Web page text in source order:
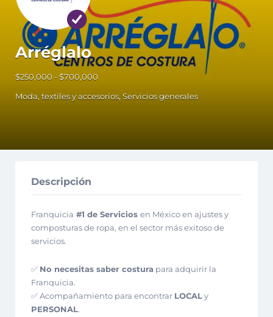
Arréglalo
$250,000 - $700,000
Moda, textiles y accesorios Servicios generales
Descripción
Franquicia #1 de Servicios en México en ajustes y
composturas de ropa, en el sector más exitoso de
servicios.
✅ No necesitas saber costura para adquirir la
Franquicia.
✅ Acompañamiento para encontrar LOCALy
PERSONAL.